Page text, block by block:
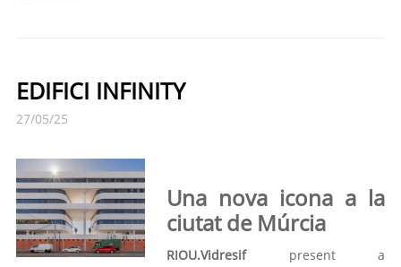
EDIFICI INFINITY
27/05/25
Una nova icona a la
ciutat de Múrcia
RIOU.Vidresif present a